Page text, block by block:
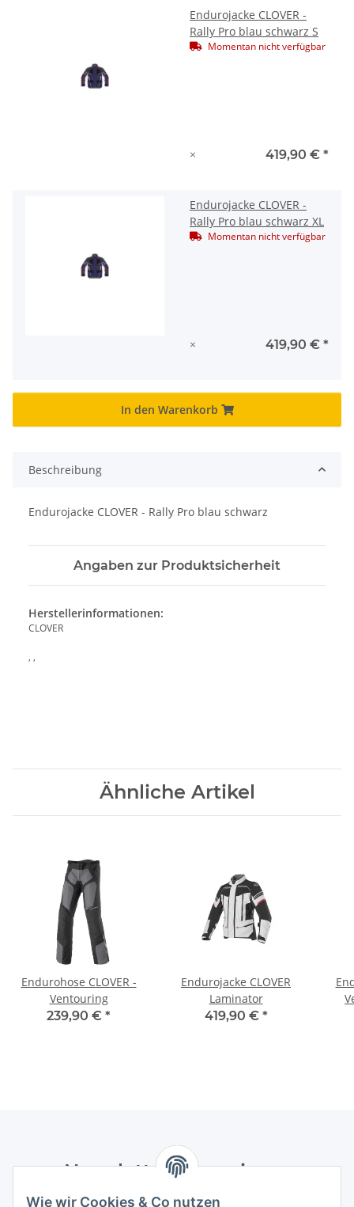
Wie wir Cookies & Co nutzen
Endurojacke CLOVER -
Rally Pro blau schwarz S
Momentan nicht verfügbar
× 419,90 € *
Endurojacke CLOVER -
Rally Pro blau schwarz XL
Momentan nicht verfügbar
× 419,90 € *
In den Warenkorb
Beschreibung
Endurojacke CLOVER - Rally Pro blau schwarz
Angaben zur Produktsicherheit
Herstellerinformationen:
CLOVER
, ,
Ähnliche Artikel
Endurohose CLOVER -
Ventouring
239,90 € *
Endurojacke CLOVER
Laminator
419,90 € *
Newsletter Abonnieren
Bitte senden Sie mir entsprechend Ihrer